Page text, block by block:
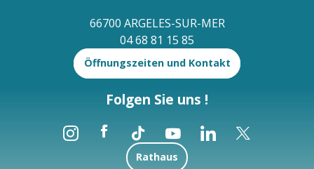
66700 ARGELES-SUR-MER
04 68 81 15 85
Öffnungszeiten und Kontakt
Folgen Sie uns !
Rathaus